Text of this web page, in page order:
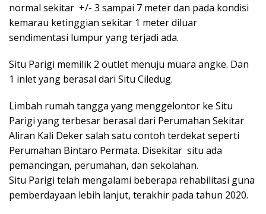
normal sekitar +/- 3 sampai 7 meter dan pada kondisi
kemarau ketinggian sekitar 1 meter diluar
sendimentasi lumpur yang terjadi ada.
Situ Parigi memilik 2 outlet menuju muara angke. Dan
1 inlet yang berasal dari Situ Ciledug.
Limbah rumah tangga yang menggelontor ke Situ
Parigi yang terbesar berasal dari Perumahan Sekitar
Aliran Kali Deker salah satu contoh terdekat seperti
Perumahan Bintaro Permata. Disekitar situ ada
pemancingan, perumahan, dan sekolahan.
Situ Parigi telah mengalami beberapa rehabilitasi guna
pemberdayaan lebih lanjut, terakhir pada tahun 2020.